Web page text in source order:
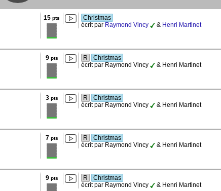
15 pts
Christmas
écrit par Raymond Vincy & Henri Martinet
9pts R
Christmas
écrit par Raymond Vincy
& Henri Martinet
3pts R
Christmas
écrit par Raymond Vincy
& Henri Martinet
7 pts R
Christmas
écrit par Raymond Vincy
& Henri Martinet
9pts R
Christmas
écrit par Raymond Vincy
& Henri Martinet